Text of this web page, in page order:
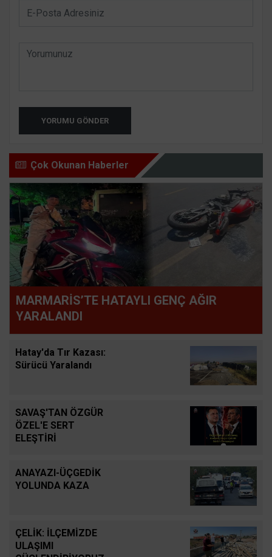
YORUMU GÖNDER
Çok Okunan Haberler
MARMARİS’TE HATAYLI GENÇ AĞIR
YARALANDI
Hatay'da Tır Kazası:
Sürücü Yaralandı
SAVAŞ'TAN ÖZGÜR
ÖZEL'E SERT
ELEŞTİRİ
ANAYAZI-ÜÇGEDİK
YOLUNDA KAZA
ÇELİK: İLÇEMİZDE
ULAŞIMI